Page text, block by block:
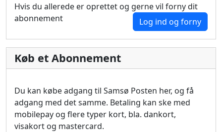
Hvis du allerede er oprettet og gerne vil forny dit
abonnement
Log ind og forny
Køb et Abonnement
Du kan købe adgang til Samsø Posten her, og få
adgang med det samme. Betaling kan ske med
mobilepay og flere typer kort, bla. dankort,
visakort og mastercard.